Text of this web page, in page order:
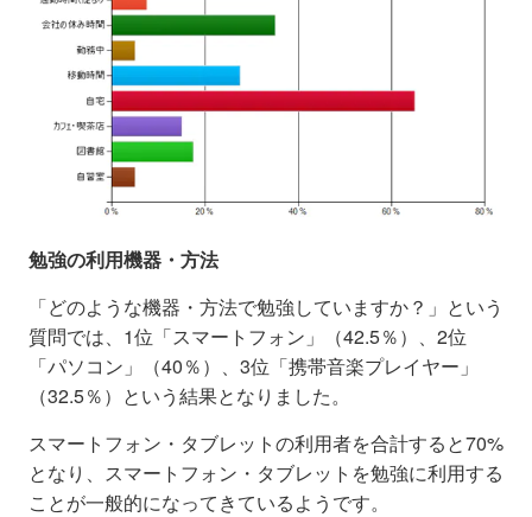
勉強の利用機器・方法
「どのような機器・方法で勉強していますか？」という
質問では、1位「スマートフォン」（42.5％）、2位
「パソコン」（40％）、3位「携帯音楽プレイヤー」
（32.5％）という結果となりました。
スマートフォン・タブレットの利用者を合計すると70%
となり、スマートフォン・タブレットを勉強に利用する
ことが一般的になってきているようです。